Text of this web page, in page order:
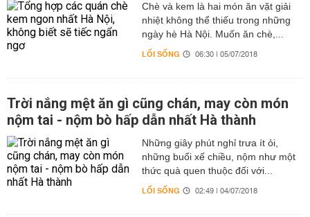
Chè và kem là hai món ăn vặt giải
nhiệt không thể thiếu trong những
ngày hè Hà Nội. Muốn ăn chè,...
LỐI SỐNG 06:30 | 05/07/2018
Trời nắng mệt ăn gì cũng chán, may còn món
nộm tai - nộm bò hấp dẫn nhất Hà thành
Những giây phút nghỉ trưa ít ỏi,
những buổi xế chiều, nộm như một
thức quà quen thuộc đối với...
LỐI SỐNG 02:49 | 04/07/2018